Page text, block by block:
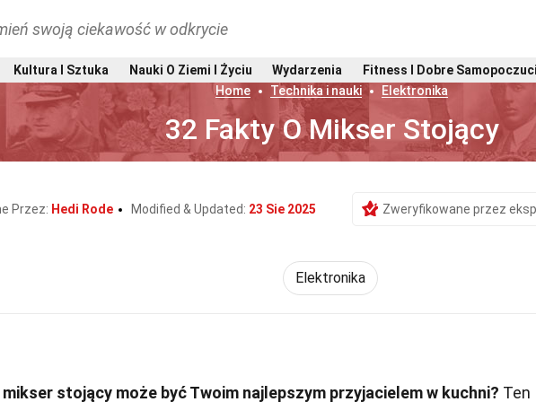
swoją ciekawość w odkrycie
Kultura I Sztuka Nauki O Ziemi I Życiu Wydarzenia
Fitness I Dobre
Home
Technika i nauki Elektronika
32 Fakty O Mikser Stojący
Przez: Hedi Rode Modified & Updated: 23 Sie 2025 Zweryfikowane przez
Elektronika
stojący może być Twoim najlepszym przyjacielem w kuchni? Ten